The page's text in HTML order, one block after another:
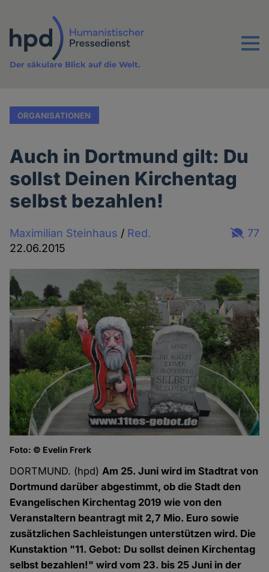
Inhalt
Menu
Der säkulare Blick auf die Welt.
ORGANISATIONEN
Auch in Dortmund gilt: Du
sollst Deinen Kirchentag
selbst bezahlen!
Maximilian Steinhaus / Red.
22.06.2015
77
Foto: © Evelin Frerk
DORTMUND. (hpd)Am 25. Juni wird im Stadtrat von
Dortmund darüber abgestimmt, ob die Stadt den
Evangelischen Kirchentag 2019 wie von den
Veranstaltern beantragt mit 2,7 Mio. Euro sowie
zusätzlichen Sachleistungen unterstützen wird. Die
Kunstaktion "11. Gebot: Du sollst deinen Kirchentag
selbst bezahlen!" wird vom 23. bis 25 Juni in der